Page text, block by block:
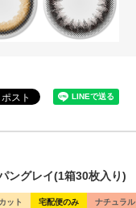
ングレイ(1箱30枚入り)
ット 宅配便のみ ナチュラル